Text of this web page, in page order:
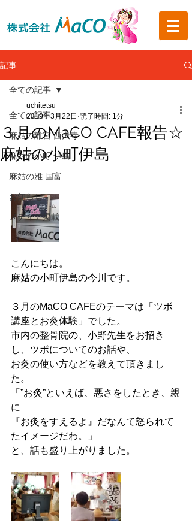
記事
全ての記事
麻姑の離宮 西大寺
麻姑の小町 伊島
麻姑の雅 国富
お知らせ
メディア掲載
全ての記事
３月のMaCO CAFE報告☆
麻姑の小町伊島
uchitetsu
2019年3月22日 読了時間: 1分
こんにちは。
麻姑の小町伊島の今川です。
３月のMaCO CAFEのテーマは「ツボ
講座とお灸体験」でした。
市内の整骨院の、小野先生をお招き
し、ツボについてのお話や、
お灸の使い方などを教えて頂きまし
た。
「”お灸”といえば、悪さをしたとき、親
に
『お灸をすえるよ』だなんて怒られて
たイメージだわ。」
と、話も盛り上がりました。